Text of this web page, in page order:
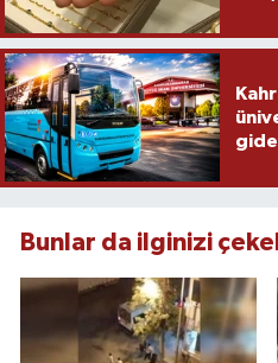
Bunlar da ilginizi